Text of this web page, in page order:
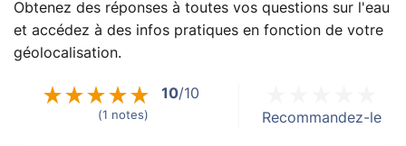
Obtenez des réponses à toutes vos questions sur l'eau
et accédez à des infos pratiques en fonction de votre
géolocalisation.
10/10
(1 notes) Recommandez-le